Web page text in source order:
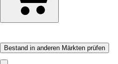
Bestand in anderen Märkten prüfen